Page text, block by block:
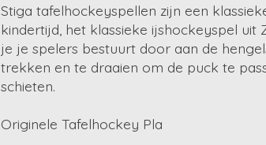
Stiga tafelhockeyspellen zijn een
kindertijd, het klassieke ijshockeyspel uit
je je spelers bestuurt door aan de
trekken en te draaien om de puck te
schieten.
Originele Tafelhockey Pla